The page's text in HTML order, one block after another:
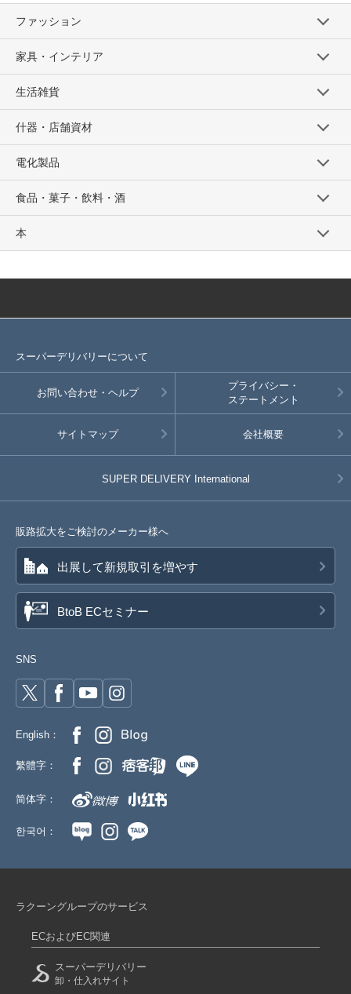
ファッション
家具・インテリア
生活雑貨
什器・店舗資材
電化製品
食品・菓子・飲料・酒
本
スーパーデリバリーについて
お問い合わせ・ヘルプ
プライバシー・
ステートメント
サイトマップ 会社概要
SUPER DELIVERY International
販路拡大をご検討のメーカー様へ
出展して新規取引を増やす
BtoB ECセミナー
SNS
English：
繁體字：
简体字：
한국어：
ラクーングループのサービス
ECおよびEC関連
スーパーデリバリー
卸・仕入れサイト